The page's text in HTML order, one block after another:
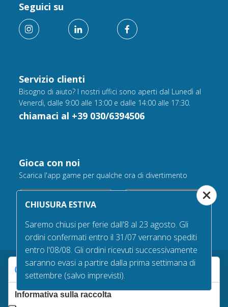
Servizio clienti
Bisogno di aiuto? I nostri uffici sono aperti dal Lunedì al
Venerdì, dalle 9:00 alle 13:00 e dalle 14:00 alle 17:30.
chiamaci al +39 030/6394506
Seguici su
Gioca con noi
Scarica l'app game per qualche ora di divertimento
Garanzie d’acquisto
CHIUSURA ESTIVA
Saremo chiusi per ferie dall'8 al 23 agosto. Gli
ordini confermati entro il 31/07 verranno spediti
entro l'08/08. Gli ordini ricevuti successivamente
saranno evasi a partire dalla prima settimana di
settembre (salvo imprevisti).
Le tue preferenze relative alla privacy
Informativa sulla raccolta